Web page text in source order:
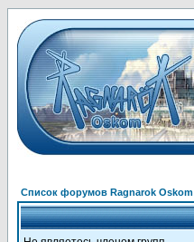
Список форумов Ragnarok Oskom